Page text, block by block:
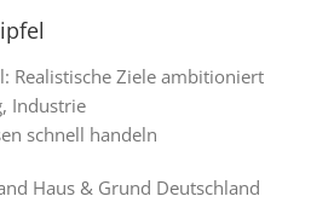
Realistische Ziele ambitioniert
Industrie
schnell handeln
Haus & Grund Deutschland